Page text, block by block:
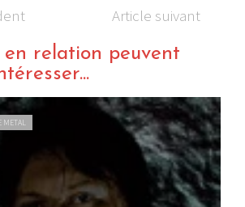
Article suivant
en relation peuvent
METAL